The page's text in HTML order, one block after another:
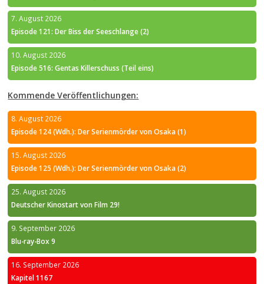
7. August 2026
Episode 121: Der Biss der Seeschlange (2)
10. August 2026
Episode 516: Gentas Killerschuss (Teil eins)
Kommende Veröffentlichungen:
8. August 2026
Episode 124 (Wdh.): Der Serienmörder von Osaka (1)
15. August 2026
Episode 125 (Wdh.): Der Serienmörder von Osaka (2)
25. August 2026
Deutscher Kinostart von Film 29!
9. September 2026
Blu-ray-Box 9
16. September 2026
Kapitel 1167